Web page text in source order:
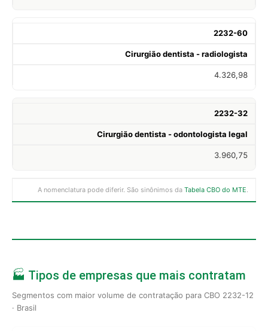
2232-60
Cirurgião dentista - radiologista
4.326,98
2232-32
Cirurgião dentista - odontologista legal
3.960,75
A nomenclatura pode diferir. São sinônimos da Tabela CBO do MTE.
🏭 Tipos de empresas que mais contratam
Segmentos com maior volume de contratação para CBO 2232-12
· Brasil